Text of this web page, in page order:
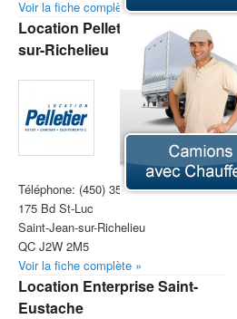
Voir la fiche complète »
Location Pelletier Saint-Jean-
sur-Richelieu
Téléphone: (450) 359-4111
175 Bd St-Luc
Saint-Jean-sur-Richelieu
QC J2W 2M5
Voir la fiche complète »
Location Enterprise Saint-
Eustache